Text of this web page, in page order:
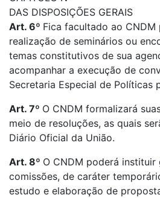
DAS DISPOSIÇÕES GERAIS
Art. 6º Fica facultado ao CNDM
realização de seminários ou
temas constitutivos de sua
acompanhar a execução de
Secretaria Especial de Políticas
Art. 7º O CNDM formalizará
meio de resoluções, as quais
Diário Oficial da União.
Art. 8º O CNDM poderá
comissões, de caráter
estudo e elaboração de